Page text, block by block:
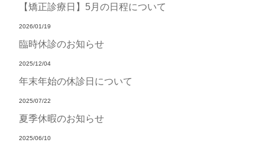
【矯正診療日】5月の日程について
2026/01/19
臨時休診のお知らせ
2025/12/04
年末年始の休診日について
2025/07/22
夏季休暇のお知らせ
2025/06/10